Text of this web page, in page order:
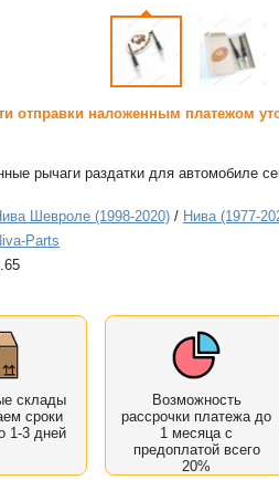
отправки наложенным платежом
рычаги раздатки для автомобиле
Шевроле (1998-2020) / Нива (1977-
Parts
склады
сроки
1-3 дней
Возможность
рассрочки платежа до
1 месяца с
предоплатой всего
20%